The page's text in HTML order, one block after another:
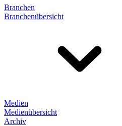
Branchen
Branchenübersicht
Medien
Medienübersicht
Archiv